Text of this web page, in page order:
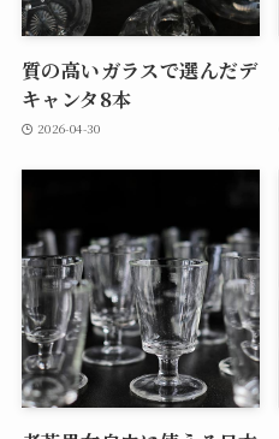
質の高いガラスで選んだデ
キャンタ8本
2026-04-30